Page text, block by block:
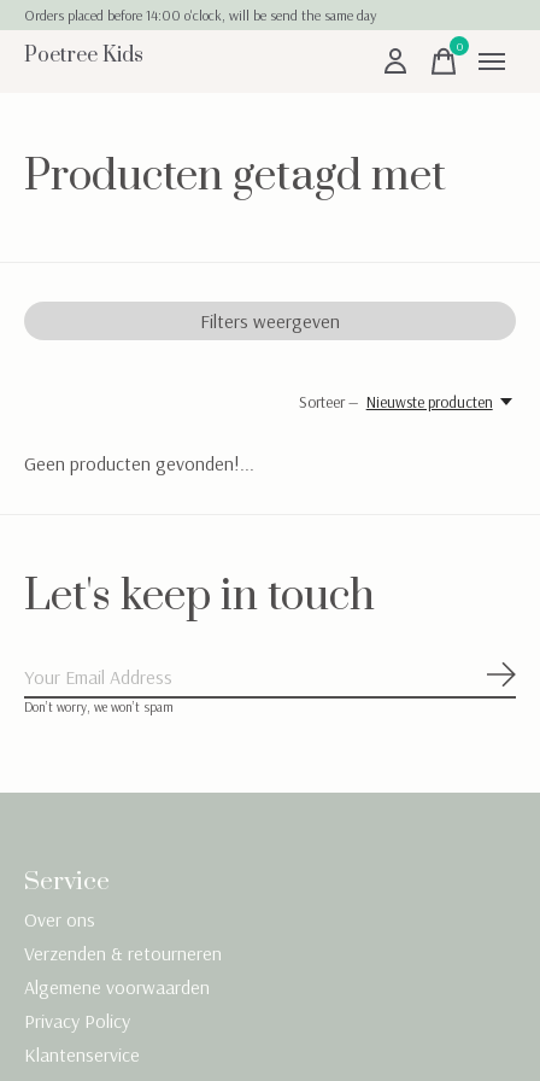
Orders placed before 14:00 o'clock, will be send the same day
Poetree Kids 0items
Producten getagd met
Filters weergeven
Sorteer — Nieuwste producten
Geen producten gevonden!...
Let's keep in touch
Don’t worry, we won’t spam
Service
Over ons
Verzenden & retourneren
Algemene voorwaarden
Privacy Policy
Klantenservice